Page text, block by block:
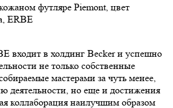
футляре Piemont, цвет
ERBE
входит в холдинг Becker и успешно
не только собственные
мастерами за чуть менее,
деятельности, но еще и достижения
коллаборация наилучшим образом